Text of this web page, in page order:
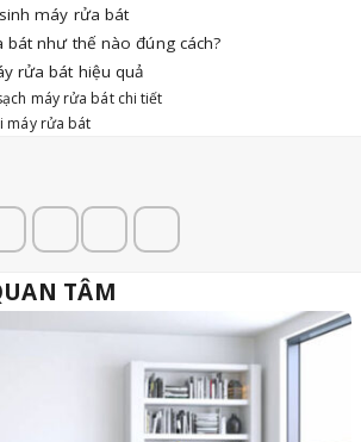
máy rửa bát
bát như thế nào đúng cách?
rửa bát hiệu quả
máy rửa bát chi tiết
máy rửa bát
TÂM